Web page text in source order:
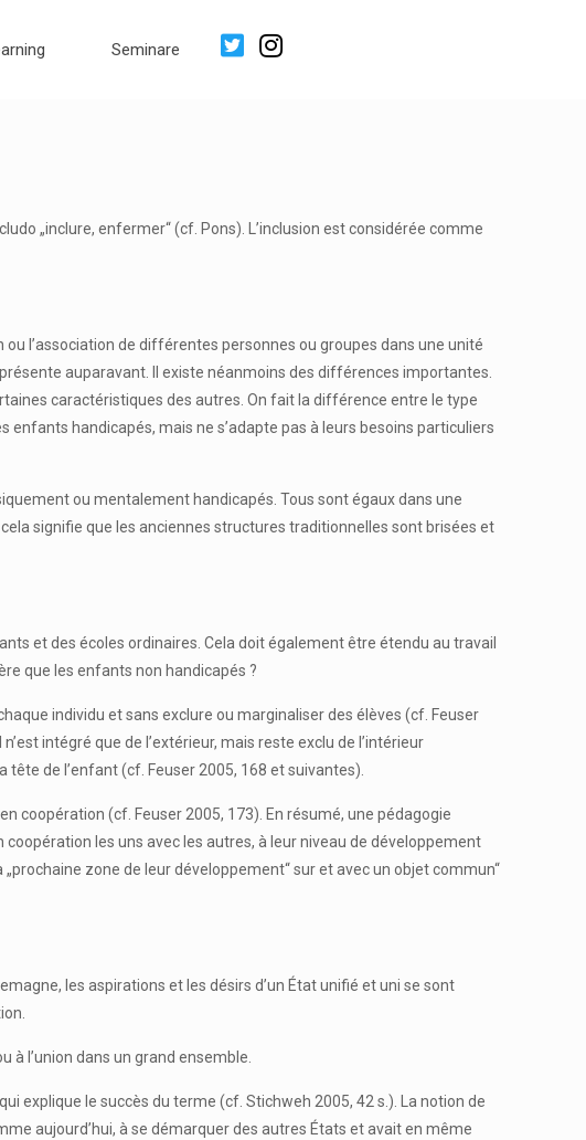
Seminare
„inclure, enfermer“ (cf. Pons). L’inclusion est considérée comme
ou l’association de différentes personnes ou groupes dans une unité
auparavant. Il existe néanmoins des différences importantes.
caractéristiques des autres. On fait la différence entre le type
enfants handicapés, mais ne s’adapte pas à leurs besoins particuliers
ou mentalement handicapés. Tous sont égaux dans une
cela signifie que les anciennes structures traditionnelles sont brisées et
et des écoles ordinaires. Cela doit également être étendu au travail
que les enfants non handicapés ?
individu et sans exclure ou marginaliser des élèves (cf. Feuser
intégré que de l’extérieur, mais reste exclu de l’intérieur
de l’enfant (cf. Feuser 2005, 168 et suivantes).
coopération (cf. Feuser 2005, 173). En résumé, une pédagogie
les uns avec les autres, à leur niveau de développement
zone de leur développement“ sur et avec un objet commun“
les aspirations et les désirs d’un État unifié et uni se sont
à l’union dans un grand ensemble.
explique le succès du terme (cf. Stichweh 2005, 42 s.). La notion de
aujourd’hui, à se démarquer des autres États et avait en même